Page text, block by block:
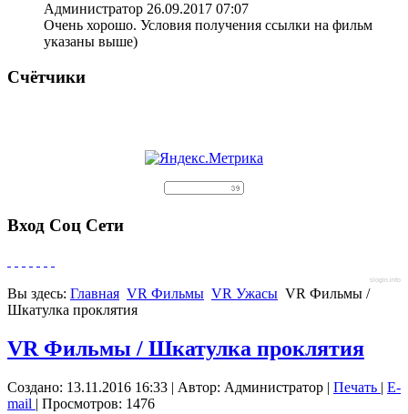
Администратор 26.09.2017 07:07
Очень хорошо. Условия получения ссылки на фильм
указаны выше)
Счётчики
Вход Соц Сети
slogin.info
Вы здесь: Главная VR Фильмы VR Ужасы VR Фильмы /
Шкатулка проклятия
VR Фильмы / Шкатулка проклятия
Создано: 13.11.2016 16:33 | Автор: Администратор | Печать | E-
mail | Просмотров: 1476